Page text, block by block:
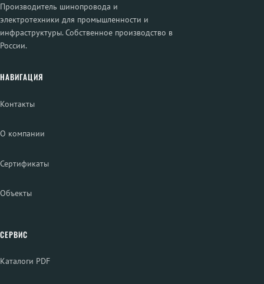
Производитель шинопровода и
электротехники для промышленности и
инфраструктуры. Собственное производство в
России.
НАВИГАЦИЯ
Контакты
О компании
Сертификаты
Объекты
СЕРВИС
Каталоги PDF